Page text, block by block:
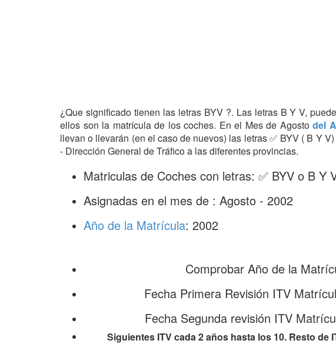
¿Que significado tienen las letras BYV ?. Las letras B Y V,
ellos son la matrícula de los coches. En el Mes de Agostodel
llevan o llevarán (en el caso de nuevos) las letras ✅ BYV ( B Y
- Dirección General de Tráfico a las diferentes provincias.
Matriculas de Coches con letras: ✅ BYV o B Y
Asignadas en el mes de : Agosto - 2002
Año de la Matrícula: 2002
Comprobar Año de la
Fecha Primera Revisión ITV
Fecha Segunda revisión ITV
Siguientes ITV cada 2 años hasta los 10. Resto de